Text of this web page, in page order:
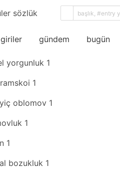
gündem bugün
rastgele
yorgunluk 1
1
oblomov 1
1
1
bozukluk 1